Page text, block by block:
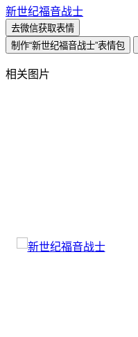
新世纪福音战士
去微信获取表情
制作“新世纪福音战士”表情包
相关图片